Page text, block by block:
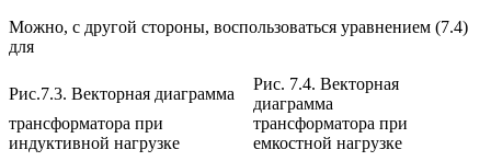
Можно, с другой стороны, воспользоваться уравнением (7.4)
для
Рис.7.3. Векторная диаграмма
Рис. 7.4. Векторная
диаграмма
трансформатора при
индуктивной нагрузке
трансформатора при
емкостной нагрузке